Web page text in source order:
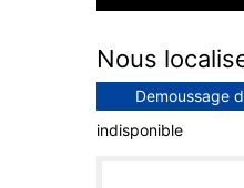
Nous
Demoussage
indisponible